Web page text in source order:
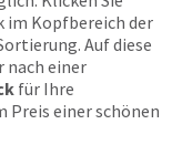
im Kopfbereich der
Auf diese
nach einer
für Ihre
Preis einer schönen